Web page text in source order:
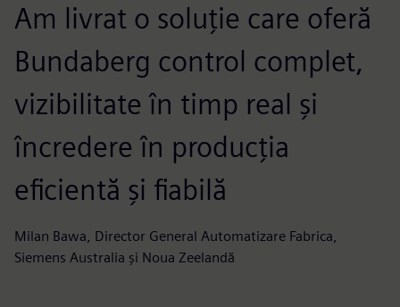
Am livrat o soluție care oferă
Bundaberg control complet,
vizibilitate în timp real și
încredere în producția
eficientă și fiabilă
Milan Bawa, Director General Automatizare Fabrica,
Siemens Australia și Noua Zeelandă